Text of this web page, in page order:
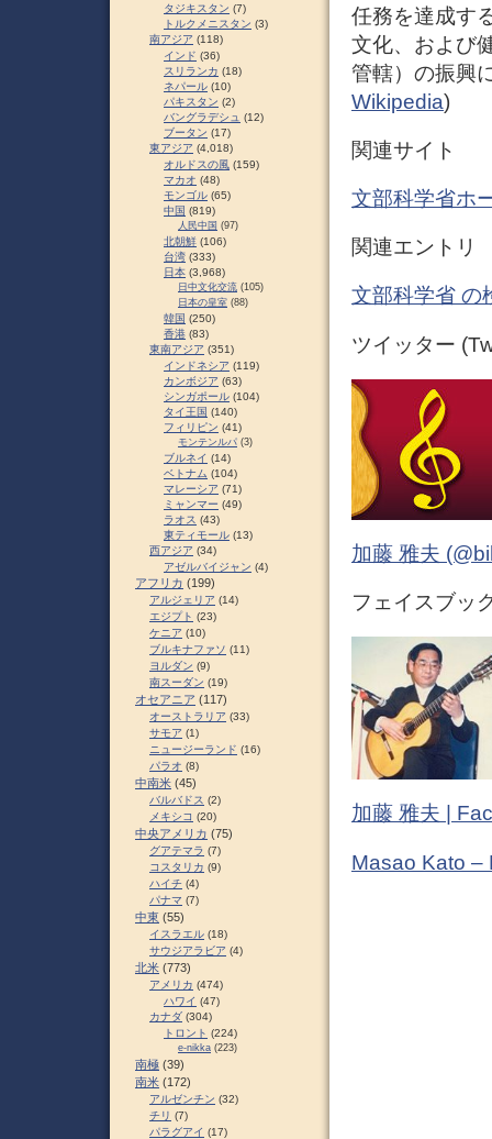
任務を達成す
文化、および
管轄）の振興
Wikipedia)
関連サイト
文部科学省ホ
関連エントリ
文部科学省 の
ツイッター
加藤 雅夫
フェイスブッ
加藤 雅夫 |
Masao Kato –
タジキスタン (7)
トルクメニスタン (3)
南アジア (118)
インド (36)
スリランカ (18)
ネパール (10)
パキスタン (2)
バングラデシュ (12)
ブータン (17)
東アジア (4,018)
オルドスの風 (159)
マカオ (48)
モンゴル (65)
中国 (819)
人民中国 (97)
北朝鮮 (106)
台湾 (333)
日本 (3,968)
日中文化交流 (105)
日本の皇室 (88)
韓国 (250)
香港 (83)
東南アジア (351)
インドネシア (119)
カンボジア (63)
シンガポール (104)
タイ王国 (140)
フィリピン (41)
モンテンルパ (3)
ブルネイ (14)
ベトナム (104)
マレーシア (71)
ミャンマー (49)
ラオス (43)
東ティモール (13)
西アジア (34)
アゼルバイジャン (4)
アフリカ (199)
アルジェリア (14)
エジプト (23)
ケニア (10)
ブルキナファソ (11)
ヨルダン (9)
南スーダン (19)
オセアニア (117)
オーストラリア (33)
サモア (1)
ニュージーランド (16)
パラオ (8)
中南米 (45)
バルバドス (2)
メキシコ (20)
中央アメリカ (75)
グアテマラ (7)
コスタリカ (9)
ハイチ (4)
パナマ (7)
中東 (55)
イスラエル (18)
サウジアラビア (4)
北米 (773)
アメリカ (474)
ハワイ (47)
カナダ (304)
トロント (224)
e-nikka (223)
南極 (39)
南米 (172)
アルゼンチン (32)
チリ (7)
パラグアイ (17)